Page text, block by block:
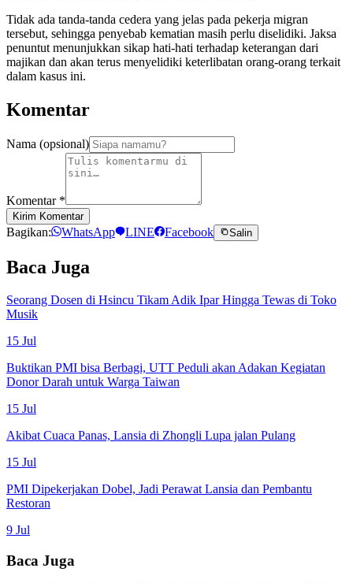
Tidak ada tanda-tanda cedera yang jelas pada pekerja migran
tersebut, sehingga penyebab kematian masih perlu diselidiki. Jaksa
penuntut menunjukkan sikap hati-hati terhadap keterangan dari
majikan dan akan terus menyelidiki keterlibatan orang-orang terkait
dalam kasus ini.
Komentar
Nama (opsional)
Komentar *
Kirim Komentar
Bagikan: WhatsApp LINE Facebook Salin
Baca Juga
Seorang Dosen di Hsincu Tikam Adik Ipar Hingga Tewas di Toko
Musik
15 Jul
Buktikan PMI bisa Berbagi, UTT Peduli akan Adakan Kegiatan
Donor Darah untuk Warga Taiwan
15 Jul
Akibat Cuaca Panas, Lansia di Zhongli Lupa jalan Pulang
15 Jul
PMI Dipekerjakan Dobel, Jadi Perawat Lansia dan Pembantu
Restoran
9 Jul
Baca Juga